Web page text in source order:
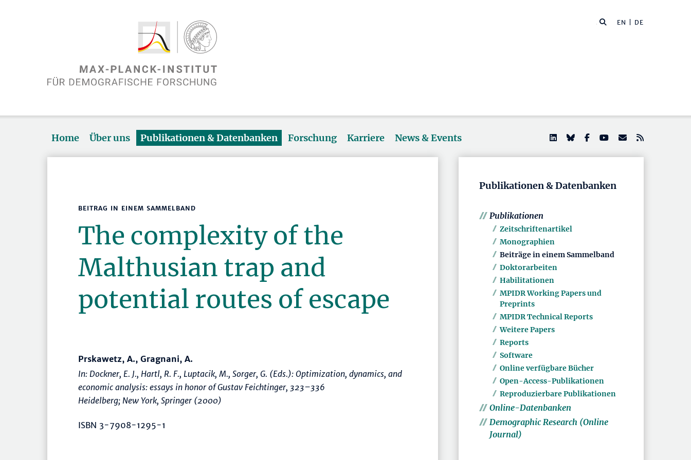
EN | DE
Home Über uns Publikationen & Datenbanken Forschung Karriere News & Events
BEITRAG IN EINEM SAMMELBAND
The complexity of the
Malthusian trap and
potential routes of escape
Prskawetz, A., Gragnani, A.
In: Dockner, E. J., Hartl, R. F., Luptacik, M., Sorger, G. (Eds.): Optimization, dynamics, and
economic analysis: essays in honor of Gustav Feichtinger, 323–336
Heidelberg; New York, Springer (2000)
ISBN 3-7908-1295-1
Publikationen & Datenbanken
Publikationen
Zeitschriftenartikel
Monographien
Beiträge in einem Sammelband
Doktorarbeiten
Habilitationen
MPIDR Working Papers und
Preprints
MPIDR Technical Reports
Weitere Papers
Reports
Software
Online verfügbare Bücher
Open-Access-Publikationen
Reproduzierbare Publikationen
Online-Datenbanken
Demographic Research (Online
Journal)